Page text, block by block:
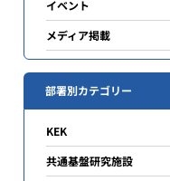
イベント
メディア掲載
部署別カテゴリー
KEK
共通基盤研究施設